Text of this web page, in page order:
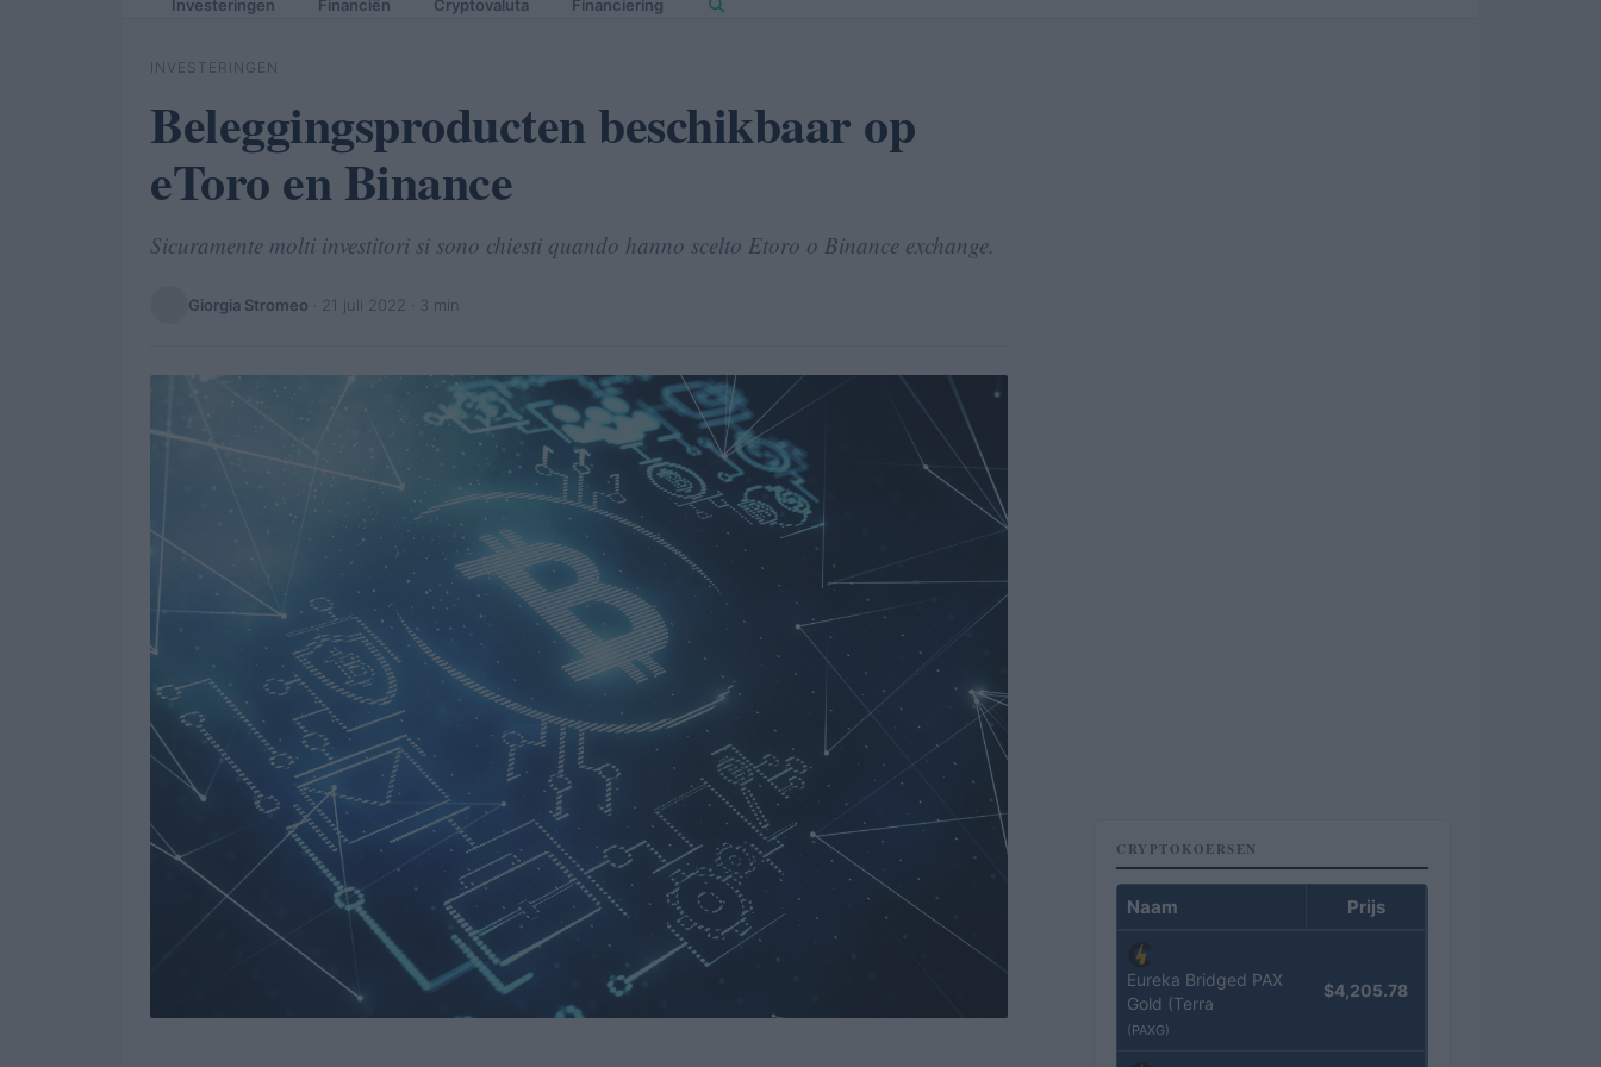
Investeringen Financiën Cryptovaluta Financiering
INVESTERINGEN
Beleggingsproducten beschikbaar op
eToro en Binance
Sicuramente molti investitori si sono chiesti quando hanno scelto Etoro o Binance exchange.
Giorgia Stromeo 21 juli 2022 · 3 min
CRYPTOKOERSEN
Naam Prijs
Eureka Bridged PAX
Gold (Terra
(PAXG)
$4,205.78